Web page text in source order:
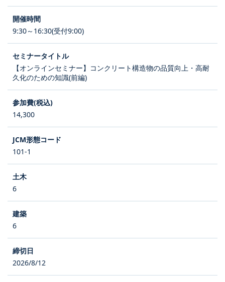
9:30～16:30(受付9:00)
【オンラインセミナー】コンクリート構造物の品質向上・高耐
久化のための知識(前編)
14,300
101-1
6
6
2026/8/12